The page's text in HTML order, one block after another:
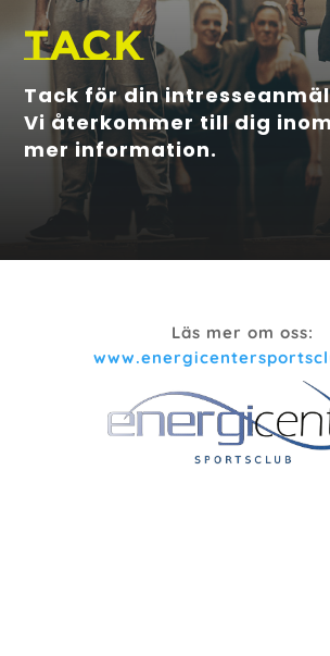
Tack
Tack för din
Vi återkommer till dig
mer information.
Läs mer om oss: